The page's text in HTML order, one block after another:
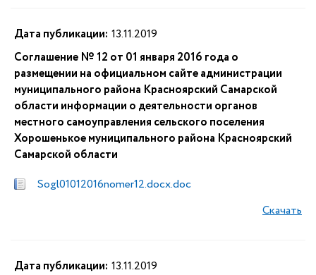
Дата публикации: 13.11.2019
Соглашение № 12 от 01 января 2016 года о
размещении на официальном сайте администрации
муниципального района Красноярский Самарской
области информации о деятельности органов
местного самоуправления сельского поселения
Хорошенькое муниципального района Красноярский
Самарской области
Sogl01012016nomer12.docx.doc
Скачать
Дата публикации: 13.11.2019